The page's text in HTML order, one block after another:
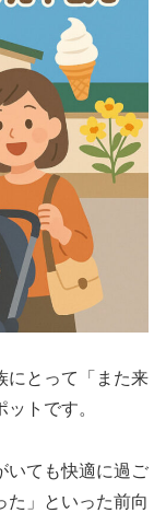
にとって「また来
トです。
いても快適に過ご
た」といった前向